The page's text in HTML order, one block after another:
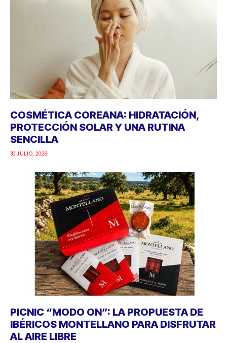
COSMÉTICA COREANA: HIDRATACIÓN,
PROTECCIÓN SOLAR Y UNA RUTINA
SENCILLA
30 JULIO, 2026
PICNIC “MODO ON”: LA PROPUESTA DE
IBÉRICOS MONTELLANO PARA DISFRUTAR
AL AIRE LIBRE